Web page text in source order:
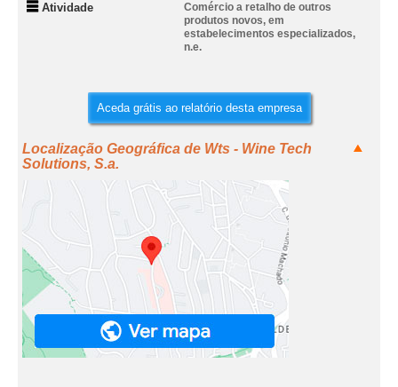
Atividade
Comércio a retalho de outros
produtos novos, em
estabelecimentos especializados,
n.e.
Aceda grátis ao relatório desta empresa
Localização Geográfica de Wts - Wine Tech
Solutions, S.a.